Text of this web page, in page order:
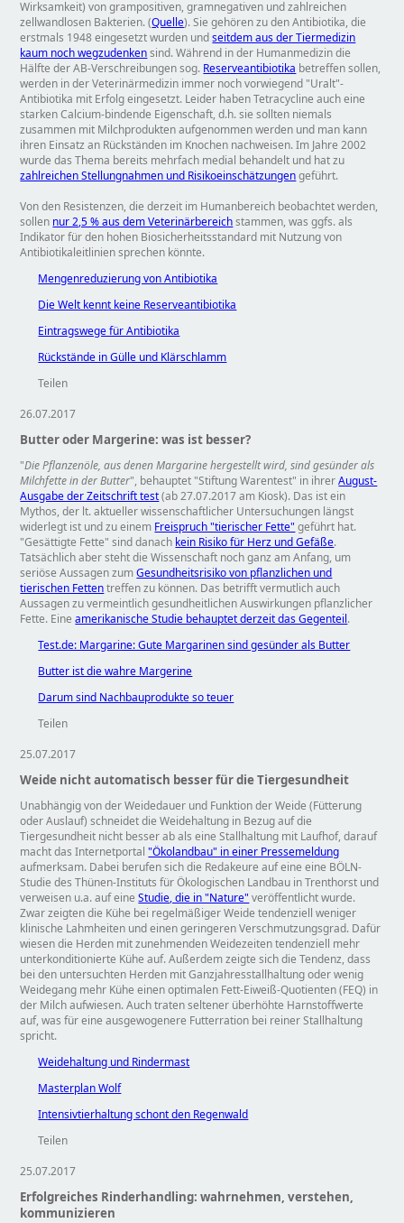
Wirksamkeit) von grampositiven, gramnegativen und zahlreichen
zellwandlosen Bakterien. (Quelle). Sie gehören zu den Antibiotika, die
erstmals 1948 eingesetzt wurden undseitdem aus der Tiermedizin
kaum noch wegzudenkensind. Während in der Humanmedizin die
Hälfte der AB-Verschreibungen sog. Reserveantibiotika betreffen sollen,
werden in der Veterinärmedizin immer noch vorwiegend Uralt -
Antibiotika mit Erfolg eingesetzt. Leider haben Tetracycline auch eine
starken Calcium-bindende Eigenschaft, d.h. sie sollten niemals
zusammen mit Milchprodukten aufgenommen werden und man kann
ihren Einsatz an Rückständen im Knochen nachweisen. Im Jahre 2002
wurde das Thema bereits mehrfach medial behandelt und hat zu
zahlreichen Stellungnahmen und Risikoeinschätzungengeführt.
Von den Resistenzen, die derzeit im Humanbereich beobachtet werden,
sollen nur 2,5 % aus dem Veterinärbereichstammen, was ggfs. als
Indikator für den hohen Biosicherheitsstandard mit Nutzung von
Antibiotikaleitlinien sprechen könnte.
Mengenreduzierung von Antibiotika
Die Welt kennt keine Reserveantibiotika
Eintragswege für Antibiotika
Rückstände in Gülle und Klärschlamm
Teilen
26.07.2017
Butter oder Margerine: was ist besser?
Die Pflanzenöle, aus denen Margarine hergestellt wird, sind gesünder als
Milchfette in der Butter , behauptet Stiftung Warentest in ihrerAugust-
Ausgabe der Zeitschrift test(ab 27.07.2017 am Kiosk). Das ist ein
Mythos, der lt. aktueller wissenschaftlicher Untersuchungen längst
widerlegt ist und zu einem Freispruch "tierischer Fette" geführt hat.
Gesättigte Fette sind danach kein Risiko für Herz und Gefäße.
Tatsächlich aber steht die Wissenschaft noch ganz am Anfang, um
seriöse Aussagen zumGesundheitsrisiko von pflanzlichen und
tierischen Fettentreffen zu können. Das betrifft vermutlich auch
Aussagen zu vermeintlich gesundheitlichen Auswirkungen pflanzlicher
Fette. Eineamerikanische Studie behauptet derzeit das Gegenteil.
Test.de: Margarine: Gute Margarinen sind gesünder als Butter
Butter ist die wahre Margerine
Darum sind Nachbauprodukte so teuer
Teilen
25.07.2017
Weide nicht automatisch besser für die Tiergesundheit
Unabhängig von der Weidedauer und Funktion der Weide (Fütterung
oder Auslauf) schneidet die Weidehaltung in Bezug auf die
Tiergesundheit nicht besser ab als eine Stallhaltung mit Laufhof, darauf
macht das Internetportal"Ökolandbau" in einer Pressemeldung
aufmerksam. Dabei berufen sich die Redakeure auf eine eine BÖLN-
Studie des Thünen-Instituts für Ökologischen Landbau in Trenthorst und
verweisen u.a. auf eineStudie, die in "Nature" veröffentlicht wurde.
Zwar zeigten die Kühe bei regelmäßiger Weide tendenziell weniger
klinische Lahmheiten und einen geringeren Verschmutzungsgrad. Dafür
wiesen die Herden mit zunehmenden Weidezeiten tendenziell mehr
unterkonditionierte Kühe auf. Außerdem zeigte sich die Tendenz, dass
bei den untersuchten Herden mit Ganzjahresstallhaltung oder wenig
Weidegang mehr Kühe einen optimalen Fett-Eiweiß-Quotienten (FEQ) in
der Milch aufwiesen. Auch traten seltener überhöhte Harnstoffwerte
auf, was für eine ausgewogenere Futterration bei reiner Stallhaltung
spricht.
Weidehaltung und Rindermast
Masterplan Wolf
Intensivtierhaltung schont den Regenwald
Teilen
25.07.2017
Erfolgreiches Rinderhandling: wahrnehmen, verstehen,
kommunizieren